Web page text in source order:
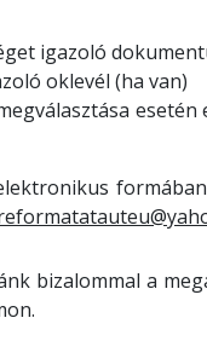
igazoló
oklevél (ha van)
bizalommal a